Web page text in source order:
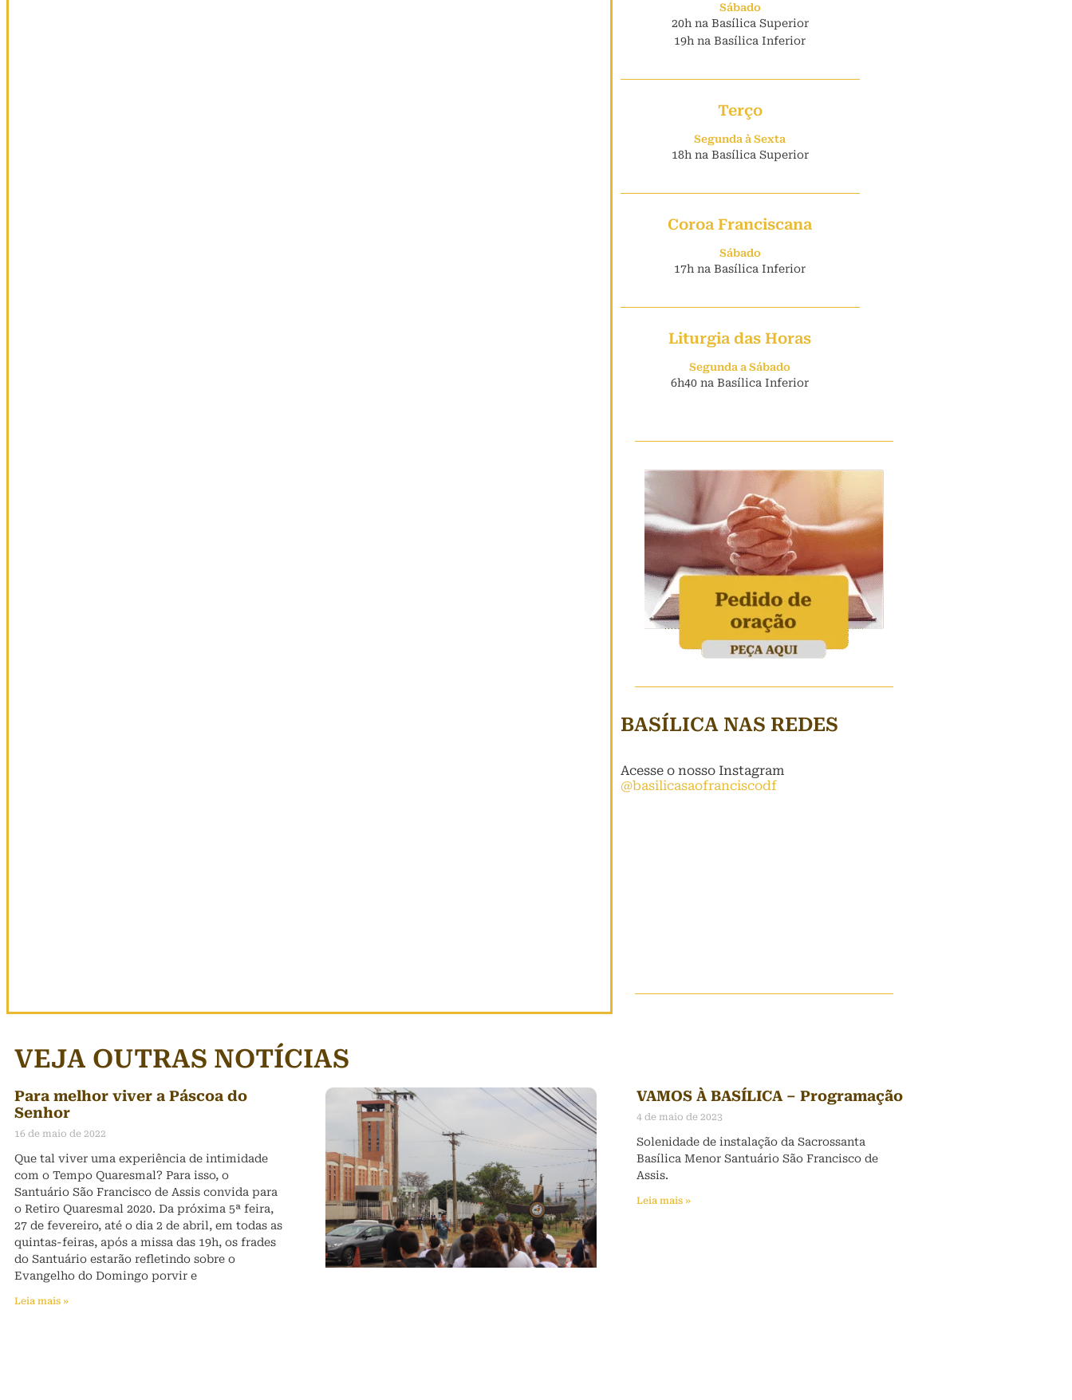
Sábado
20h na Basílica Superior
19h na Basílica Inferior
Terço
Segunda à Sexta
18h na Basílica Superior
Coroa Franciscana
Sábado
17h na Basílica Inferior
Liturgia das Horas
Segunda a Sábado
6h40 na Basílica Inferior
BASÍLICA NAS REDES
Acesse o nosso Instagram
@basilicasaofranciscodf
VEJA OUTRAS NOTÍCIAS
Para melhor viver a Páscoa do
Senhor
16 de maio de 2022
Que tal viver uma experiência de intimidade
com o Tempo Quaresmal? Para isso, o
Santuário São Francisco de Assis convida para
o Retiro Quaresmal 2020. Da próxima 5ª feira,
27 de fevereiro, até o dia 2 de abril, em todas as
quintas-feiras, após a missa das 19h, os frades
do Santuário estarão refletindo sobre o
Evangelho do Domingo porvir e
Leia mais »
VAMOS À BASÍLICA – Programação
4 de maio de 2023
Solenidade de instalação da Sacrossanta
Basílica Menor Santuário São Francisco de
Assis.
Leia mais »